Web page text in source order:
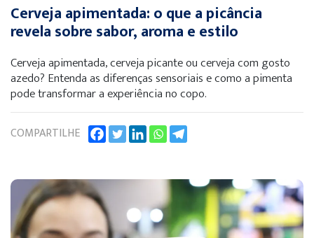
Cerveja apimentada: o que a picância
revela sobre sabor, aroma e estilo
Cerveja apimentada, cerveja picante ou cerveja com gosto
azedo? Entenda as diferenças sensoriais e como a pimenta
pode transformar a experiência no copo.
COMPARTILHE